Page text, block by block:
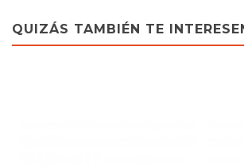
ARISTON, AR6F105EX - 54425 -
ARISTON, AR6F105EX(ARCADIA) -
QUIZÁS TAMBIÉN TE